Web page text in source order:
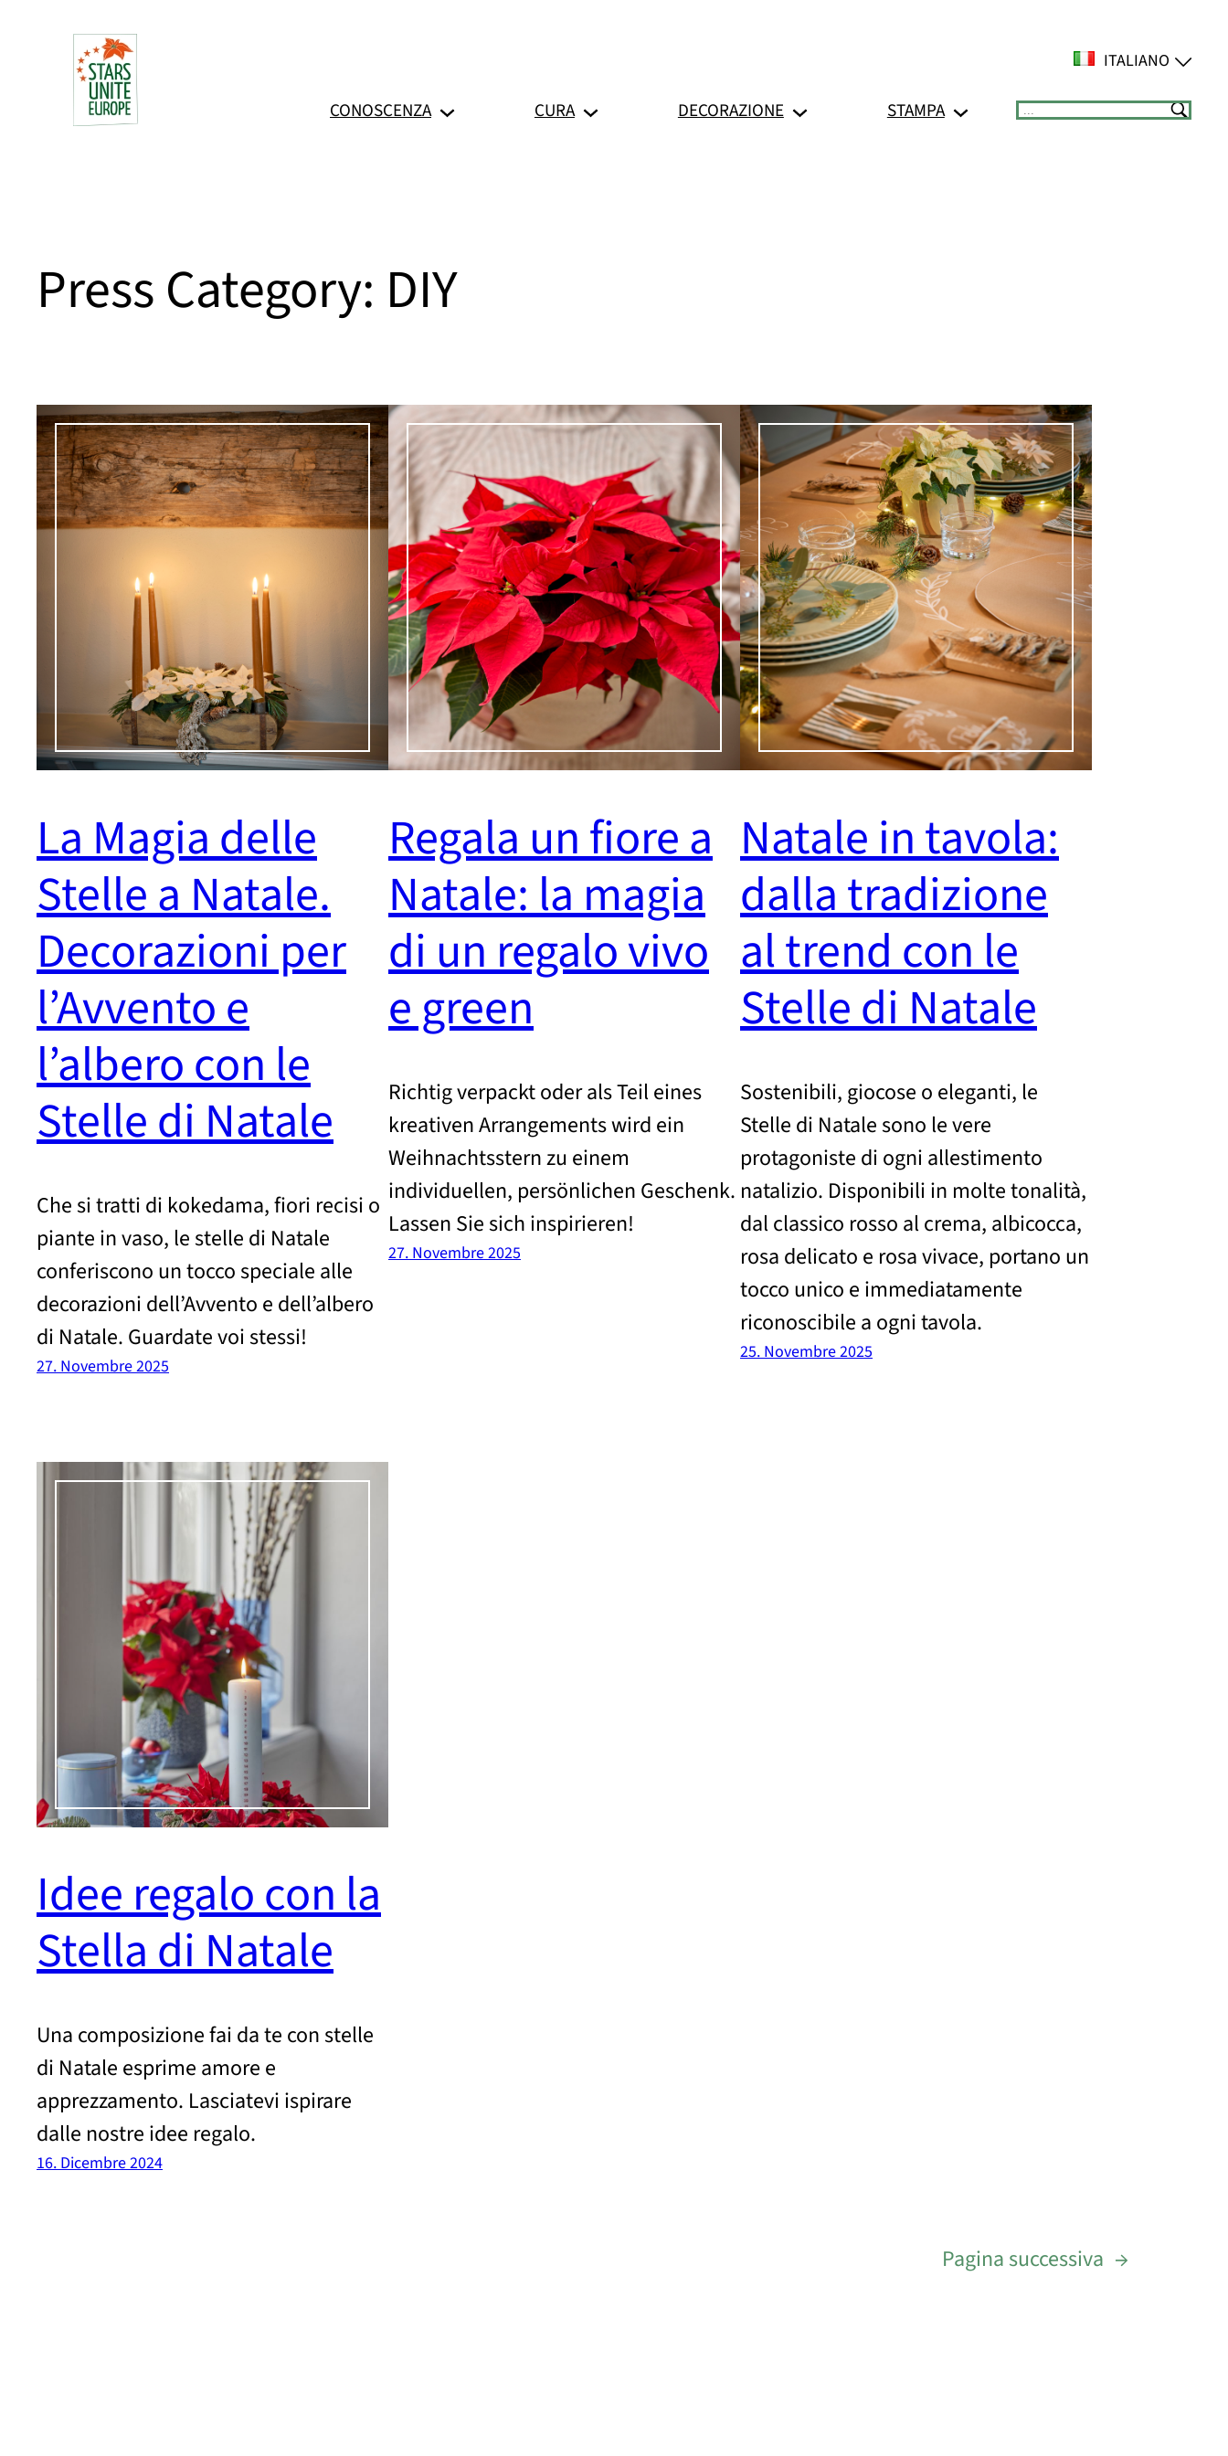
contenuto
ITALIANO
CONOSCENZA CURA DECORAZIONE STAMPA Suchen
Press Category: DIY
La Magia delle
Stelle a Natale.
Decorazioni per
l’Avvento e
l’albero con le
Stelle di Natale
Che si tratti di kokedama, fiori recisi o
piante in vaso, le stelle di Natale
conferiscono un tocco speciale alle
decorazioni dell’Avvento e dell’albero
di Natale. Guardate voi stessi!
27. Novembre 2025
Regala un fiore a
Natale: la magia
di un regalo vivo
e green
Richtig verpackt oder als Teil eines
kreativen Arrangements wird ein
Weihnachtsstern zu einem
individuellen, persönlichen Geschenk.
Lassen Sie sich inspirieren!
27. Novembre 2025
Natale in tavola:
dalla tradizione
al trend con le
Stelle di Natale
Sostenibili, giocose o eleganti, le
Stelle di Natale sono le vere
protagoniste di ogni allestimento
natalizio. Disponibili in molte tonalità,
dal classico rosso al crema, albicocca,
rosa delicato e rosa vivace, portano un
tocco unico e immediatamente
riconoscibile a ogni tavola.
25. Novembre 2025
Idee regalo con la
Stella di Natale
Una composizione fai da te con stelle
di Natale esprime amore e
apprezzamento. Lasciatevi ispirare
dalle nostre idee regalo.
16. Dicembre 2024
Pagina successiva →